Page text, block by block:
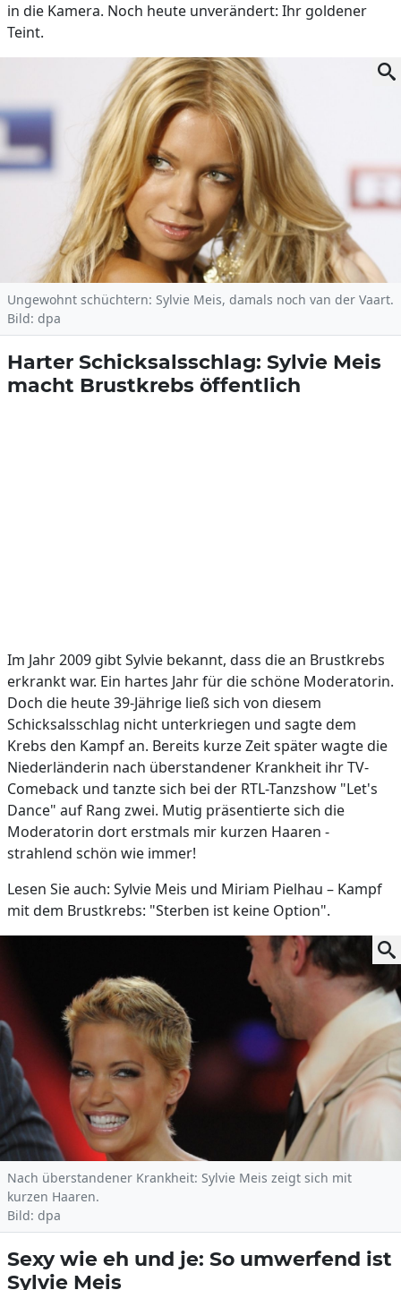
in die Kamera. Noch heute unverändert: Ihr goldener
Teint.
Ungewohnt schüchtern: Sylvie Meis, damals noch van der Vaart.
Bild: dpa
Harter Schicksalsschlag: Sylvie Meis
macht Brustkrebs öffentlich
Im Jahr 2009 gibt Sylvie bekannt, dass die an Brustkrebs
erkrankt war. Ein hartes Jahr für die schöne Moderatorin.
Doch die heute 39-Jährige ließ sich von diesem
Schicksalsschlag nicht unterkriegen und sagte dem
Krebs den Kampf an. Bereits kurze Zeit später wagte die
Niederländerin nach überstandener Krankheit ihr TV-
Comeback und tanzte sich bei der RTL-Tanzshow "Let's
Dance" auf Rang zwei. Mutig präsentierte sich die
Moderatorin dort erstmals mir kurzen Haaren -
strahlend schön wie immer!
Lesen Sie auch: Sylvie Meis und Miriam Pielhau – Kampf
mit dem Brustkrebs: "Sterben ist keine Option".
Nach überstandener Krankheit: Sylvie Meis zeigt sich mit
kurzen Haaren.
Bild: dpa
Sexy wie eh und je: So umwerfend ist
Sylvie Meis